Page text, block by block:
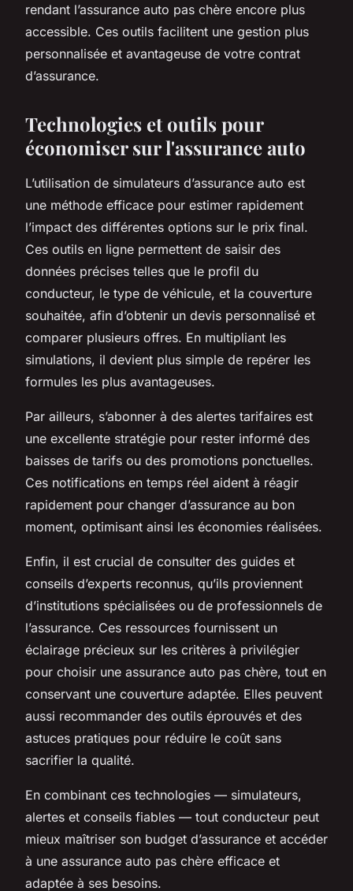
rendant l’assurance auto pas chère encore plus
accessible. Ces outils facilitent une gestion plus
personnalisée et avantageuse de votre contrat
d’assurance.
Technologies et outils pour
économiser sur l'assurance auto
L’utilisation de simulateurs d’assurance auto est
une méthode efficace pour estimer rapidement
l’impact des différentes options sur le prix final.
Ces outils en ligne permettent de saisir des
données précises telles que le profil du
conducteur, le type de véhicule, et la couverture
souhaitée, afin d’obtenir un devis personnalisé et
comparer plusieurs offres. En multipliant les
simulations, il devient plus simple de repérer les
formules les plus avantageuses.
Par ailleurs, s’abonner à des alertes tarifaires est
une excellente stratégie pour rester informé des
baisses de tarifs ou des promotions ponctuelles.
Ces notifications en temps réel aident à réagir
rapidement pour changer d’assurance au bon
moment, optimisant ainsi les économies réalisées.
Enfin, il est crucial de consulter des guides et
conseils d’experts reconnus, qu’ils proviennent
d’institutions spécialisées ou de professionnels de
l’assurance. Ces ressources fournissent un
éclairage précieux sur les critères à privilégier
pour choisir une assurance auto pas chère, tout en
conservant une couverture adaptée. Elles peuvent
aussi recommander des outils éprouvés et des
astuces pratiques pour réduire le coût sans
sacrifier la qualité.
En combinant ces technologies — simulateurs,
alertes et conseils fiables — tout conducteur peut
mieux maîtriser son budget d’assurance et accéder
à une assurance auto pas chère efficace et
adaptée à ses besoins.